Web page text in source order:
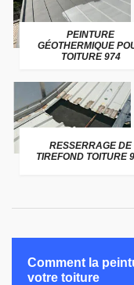
PEINTURE
GÉOTHERMIQUE
TOITURE 974
RESSERRAGE DE
TIREFOND TOITURE
Comment la
votre toiture